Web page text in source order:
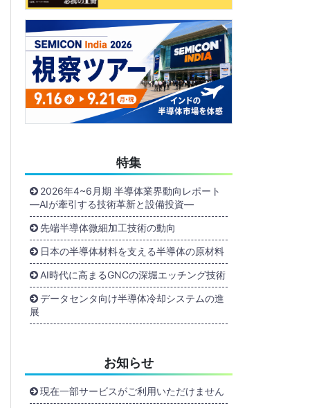
特集
2026年4~6月期 半導体業界動向レポート
―AIが牽引する技術革新と設備投資―
先端半導体微細加工技術の動向
日本の半導体材料を支える半導体の原材料
AI時代に高まるGNCの深堀エッチング技術
データセンタ向け半導体冷却システムの進
展
お知らせ
現在一部サービスがご利用いただけません